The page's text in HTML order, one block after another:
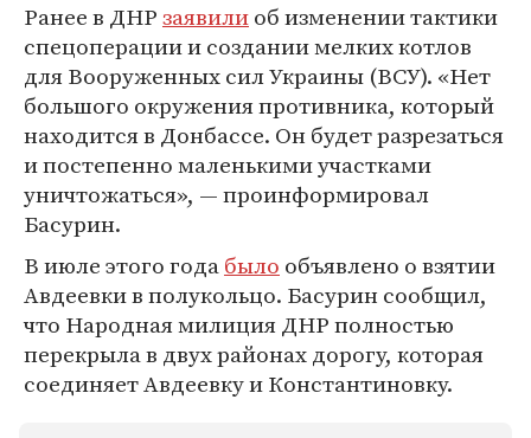
Ранее в ДНРзаявилиоб изменении тактики
спецоперации и создании мелких котлов
для Вооруженных сил Украины (ВСУ). «Нет
большого окружения противника, который
находится в Донбассе. Он будет разрезаться
и постепенно маленькими участками
уничтожаться», — проинформировал
Басурин.
В июле этого годабыло объявлено о взятии
Авдеевки в полукольцо. Басурин сообщил,
что Народная милиция ДНР полностью
перекрыла в двух районах дорогу, которая
соединяет Авдеевку и Константиновку.